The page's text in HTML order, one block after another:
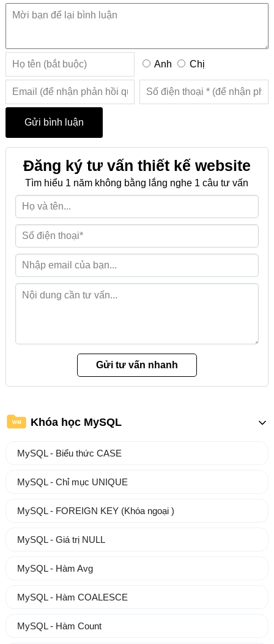
Anh Chị
Đăng ký tư vấn thiết kế website
Tìm hiểu 1 năm không bằng lắng nghe 1 câu tư vấn
WM Khóa học MySQL
MySQL - Biểu thức CASE
MySQL - Chỉ mục UNIQUE
MySQL - FOREIGN KEY (Khóa ngoại )
MySQL - Giá trị NULL
MySQL - Hàm Avg
MySQL - Hàm COALESCE
MySQL - Hàm Count